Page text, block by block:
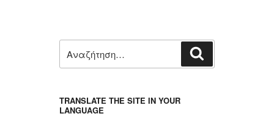
b
o
k
α
σ
εί
για:
TRANSLATE THE SITE IN YOUR
LANGUAGE